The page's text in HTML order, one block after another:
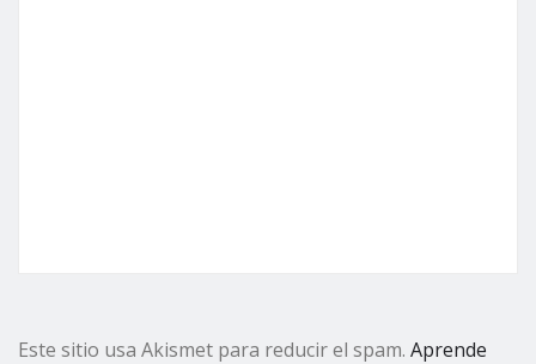
Este sitio usa Akismet para reducir el spam. Aprende